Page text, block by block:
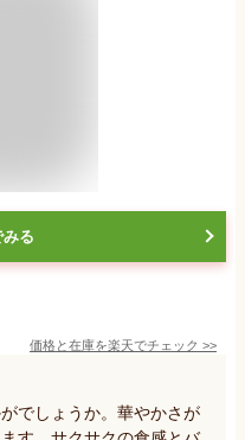
る
価格と在庫を楽天でチェック >>
でしょうか。華やかさが